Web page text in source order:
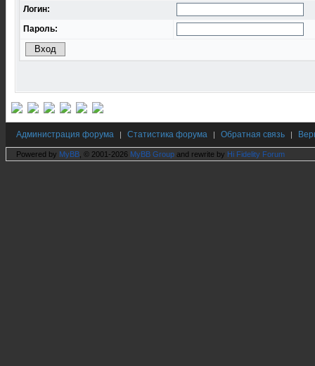
Логин:
Пароль:
Администрация форума | Статистика форума | Обратная связь |
Powered by MyBB , © 2001-2026 MyBB Group and rewrite by Hi Fidelity Forum